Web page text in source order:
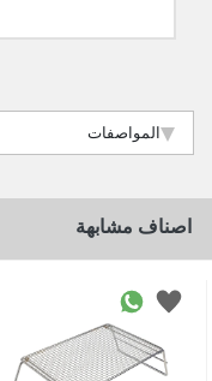
المواصفات
اصناف مشابهة